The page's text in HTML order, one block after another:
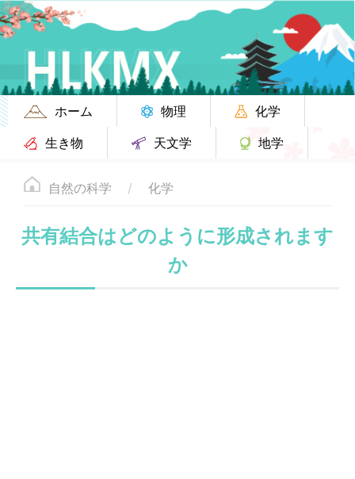
ホーム 物理
化学
生き物
天文学 地学
自然の科学 化学
共有結合はどのように形成されます
か